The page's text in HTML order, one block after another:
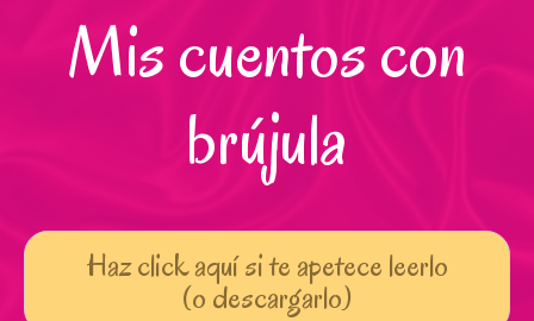
Mis cuentos con
brújula
Haz click aquí si te apetece leerlo
(o descargarlo)